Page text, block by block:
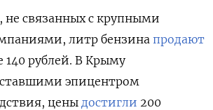
не связанных с крупными
литр бензина продают
140 рублей. В Крыму
ставшими эпицентром
цены достигли 200